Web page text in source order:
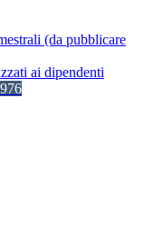
(da pubblicare
ai dipendenti
976